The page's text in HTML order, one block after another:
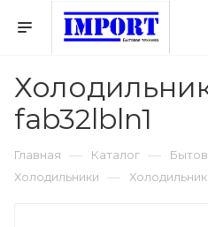
fab32lbln1
Главная — Каталог —
Холодильники — Холодильник